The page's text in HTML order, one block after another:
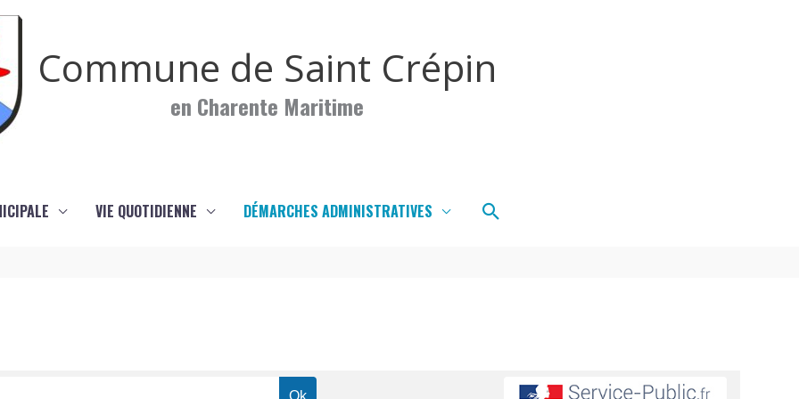
Commune de Saint Crépin
en Charente Maritime
VIE QUOTIDIENNE DÉMARCHES ADMINISTRATIVES Rechercher